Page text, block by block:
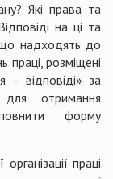
Які права та
на ці та
що надходять до
праці, розміщені
– відповіді» за
отримання
форму
праці